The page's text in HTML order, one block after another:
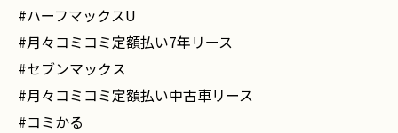
#ハーフマックスU
#月々コミコミ定額払い7年リース
#セブンマックス
#月々コミコミ定額払い中古車リース
#コミかる